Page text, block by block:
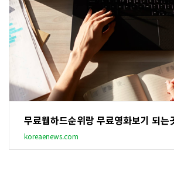
무료웹하드순위랑 무료영화보기 되는
koreaenews.com